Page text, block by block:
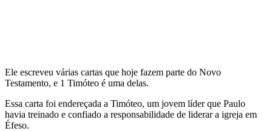
Ele escreveu várias cartas que hoje fazem parte do Novo
Testamento, e 1 Timóteo é uma delas.
Essa carta foi endereçada a Timóteo, um jovem líder que Paulo
havia treinado e confiado a responsabilidade de liderar a igreja em
Éfeso.